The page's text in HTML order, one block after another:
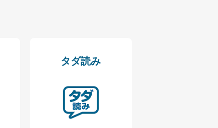
タダ読み